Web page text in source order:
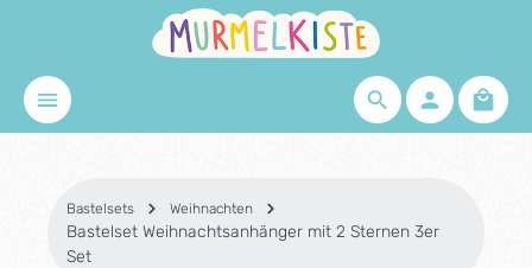
Zum Hauptinhalt springen
Bastelsets Weihnachten
Bastelset Weihnachtsanhänger mit 2 Sternen 3er
Set